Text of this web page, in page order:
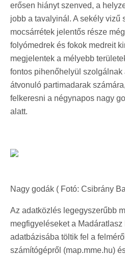
erősen hiányt szenved, a
jobb a tavalyinál. A sekély vizű
mocsárrétek jelentős része
folyómedrek és fokok medreit
megjelentek a mélyebb
fontos pihenőhelyül szolgálnak
átvonuló partimadarak
felkeresni a négynapos nagy
alatt.
Nagy godák ( Fotó: Csibrány
Az adatközlés legegyszerűbb
megfigyeléseket a
adatbázisába töltik fel a
számítógépről (map.mme.hu)